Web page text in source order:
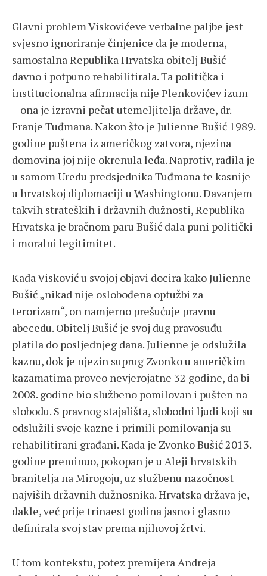
Glavni problem Viskovićeve verbalne paljbe jest
svjesno ignoriranje činjenice da je moderna,
samostalna Republika Hrvatska obitelj Bušić
davno i potpuno rehabilitirala. Ta politička i
institucionalna afirmacija nije Plenkovićev izum
– ona je izravni pečat utemeljitelja države, dr.
Franje Tuđmana. Nakon što je Julienne Bušić 1989.
godine puštena iz američkog zatvora, njezina
domovina joj nije okrenula leđa. Naprotiv, radila je
u samom Uredu predsjednika Tuđmana te kasnije
u hrvatskoj diplomaciji u Washingtonu. Davanjem
takvih strateških i državnih dužnosti, Republika
Hrvatska je bračnom paru Bušić dala puni politički
i moralni legitimitet.
Kada Visković u svojoj objavi docira kako Julienne
Bušić „nikad nije oslobođena optužbi za
terorizam“, on namjerno prešućuje pravnu
abecedu. Obitelj Bušić je svoj dug pravosuđu
platila do posljednjeg dana. Julienne je odslužila
kaznu, dok je njezin suprug Zvonko u američkim
kazamatima proveo nevjerojatne 32 godine, da bi
2008. godine bio službeno pomilovan i pušten na
slobodu. S pravnog stajališta, slobodni ljudi koji su
odslužili svoje kazne i primili pomilovanja su
rehabilitirani građani. Kada je Zvonko Bušić 2013.
godine preminuo, pokopan je u Aleji hrvatskih
branitelja na Mirogoju, uz službenu nazočnost
najviših državnih dužnosnika. Hrvatska država je,
dakle, već prije trinaest godina jasno i glasno
definirala svoj stav prema njihovoj žrtvi.
U tom kontekstu, potez premijera Andreja